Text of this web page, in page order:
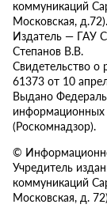
коммуникаций
Московская, д.72).
Издатель — ГАУ
Степанов В.В.
Свидетельство о
61373 от 10
Выдано
информационных
(Роскомнадзор).
©
Учредитель
коммуникаций
Московская, д.